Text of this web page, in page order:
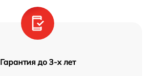
Гарантия до 3-х лет